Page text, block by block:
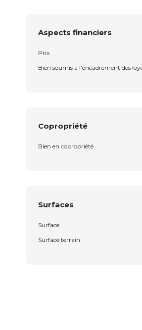
Aspects financiers
Prix
Bien soumis à l'encadrement des
Copropriété
Bien en copropriété
Surfaces
Surface
Surface terrain